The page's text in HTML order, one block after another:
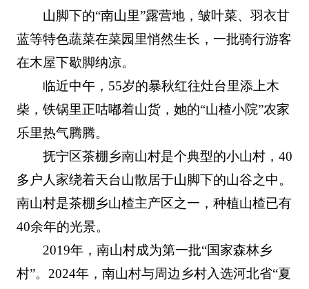
山脚下的“南山里”露营地，皱叶菜、羽衣甘
蓝等特色蔬菜在菜园里悄然生长，一批骑行游客
在木屋下歇脚纳凉。
临近中午，55岁的暴秋红往灶台里添上木
柴，铁锅里正咕嘟着山货，她的“山楂小院”农家
乐里热气腾腾。
抚宁区茶棚乡南山村是个典型的小山村，40
多户人家绕着天台山散居于山脚下的山谷之中。
南山村是茶棚乡山楂主产区之一，种植山楂已有
40余年的光景。
2019年，南山村成为第一批“国家森林乡
村”。2024年，南山村与周边乡村入选河北省“夏